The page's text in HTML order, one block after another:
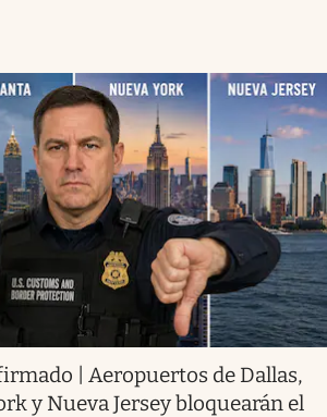
| Aeropuertos de Dallas,
y Nueva Jersey bloquearán el